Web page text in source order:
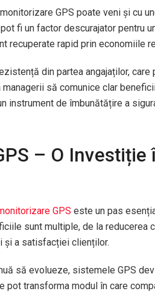
GPS poate veni și cu
fi un factor descurajator pentru
recuperate rapid prin economiile
din partea angajaților,
să comunice clar
instrument de îmbunătățire a
– O
GPS este un pas
sunt multiple, de la reducerea
și a satisfacției clienților.
să evolueze, sistemele GPS
pot transforma modul în care